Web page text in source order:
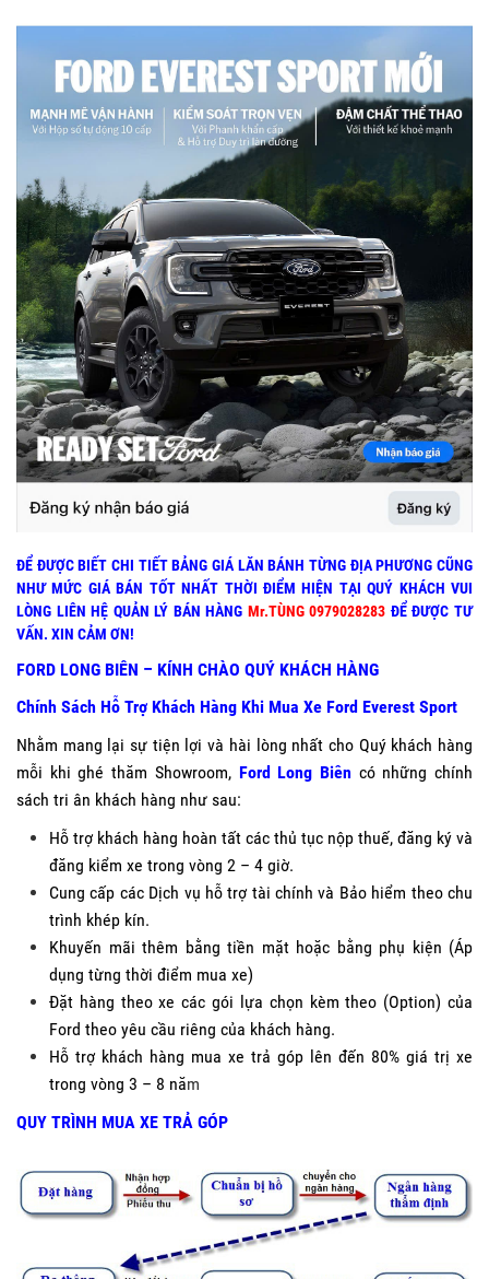
ĐỂ ĐƯỢC BIẾT CHI TIẾT BẢNG GIÁ LĂN BÁNH TỪNG ĐỊA PHƯƠNG CŨNG
NHƯ MỨC GIÁ BÁN TỐT NHẤT THỜI ĐIỂM HIỆN TẠI QUÝ KHÁCH VUI
LÒNG LIÊN HỆ QUẢN LÝ BÁN HÀNG Mr.TÙNG 0979028283 ĐỂ ĐƯỢC TƯ
VẤN. XIN CẢM ƠN!
FORD LONG BIÊN – KÍNH CHÀO QUÝ KHÁCH HÀNG
Chính Sách Hỗ Trợ Khách Hàng Khi Mua Xe Ford Everest Sport
Nhằm mang lại sự tiện lợi và hài lòng nhất cho Quý khách hàng
mỗi khi ghé thăm Showroom, Ford Long Biêncó những chính
sách tri ân khách hàng như sau:
Hỗ trợ khách hàng hoàn tất các thủ tục nộp thuế, đăng ký và
đăng kiểm xe trong vòng 2 – 4 giờ.
Cung cấp các Dịch vụ hỗ trợ tài chính và Bảo hiểm theo chu
trình khép kín.
Khuyến mãi thêm bằng tiền mặt hoặc bằng phụ kiện (Áp
dụng từng thời điểm mua xe)
Đặt hàng theo xe các gói lựa chọn kèm theo (Option) của
Ford theo yêu cầu riêng của khách hàng.
Hỗ trợ khách hàng mua xe trả góp lên đến 80% giá trị xe
trong vòng 3 – 8 năm
QUY TRÌNH MUA XE TRẢ GÓP